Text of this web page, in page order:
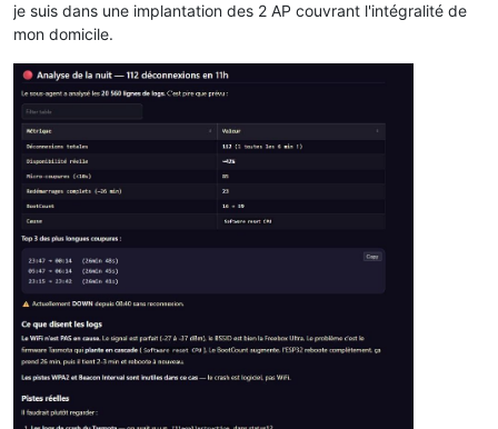
je suis dans une implantation des 2 AP couvrant l'intégralité de
mon domicile.